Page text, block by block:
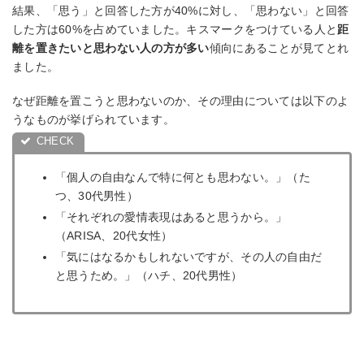
結果、「思う」と回答した方が40%に対し、「思わない」と回答
した方は60%を占めていました。キスマークをつけている人と 距
離を置きたいと思わない人の方が多い傾向にあることが見てとれ
ました。
なぜ距離を置こうと思わないのか、その理由については以下のよ
うなものが挙げられています。
「個人の自由なんで特に何とも思わない。」（た
つ、30代男性）
「それぞれの愛情表現はあると思うから。」
（ARISA、20代女性）
「気にはなるかもしれないですが、その人の自由だ
と思うため。」（ハチ、20代男性）